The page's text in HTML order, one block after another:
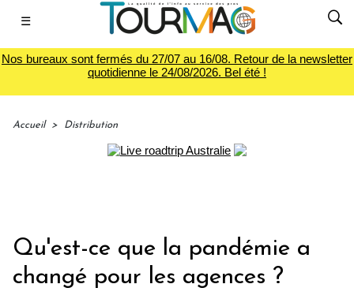
☰
Nos bureaux sont fermés du 27/07 au 16/08. Retour de la newsletter
quotidienne le 24/08/2026. Bel été !
Accueil > Distribution
Qu'est-ce que la pandémie a
changé pour les agences ?